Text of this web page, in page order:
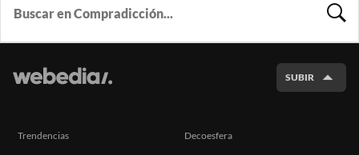
SUBIR
Trendencias Decoesfera